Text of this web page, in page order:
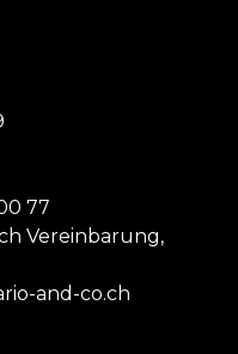
77
Vereinbarung,
and-co.ch